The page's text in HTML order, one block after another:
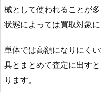
械として使われることが
状態によっては買取対象に
単体では高額になりにく
具とまとめて査定に出す
ります。